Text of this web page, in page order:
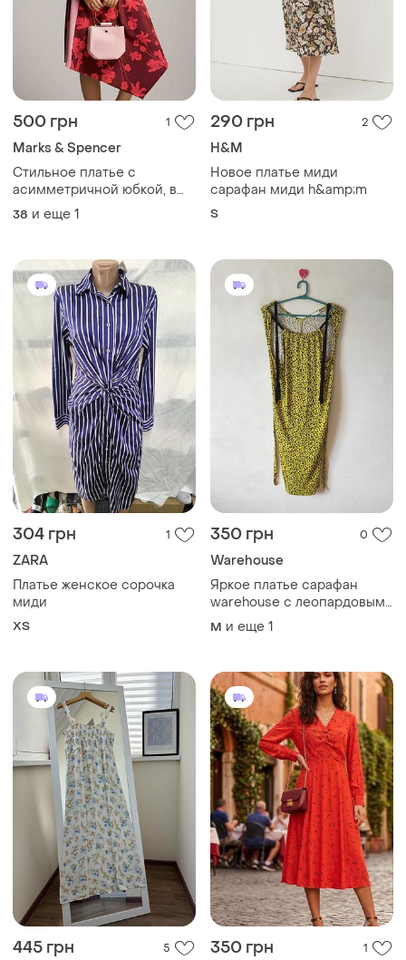
500 грн 1
Marks & Spencer
Стильное платье с
асимметричной юбкой, в
цветочный принт 12
размер, marks &amp;
38 и еще 1
290 грн 2
H&M
Новое платье миди
сарафан миди h&amp;m
S
304 грн 1
ZARA
Платье женское сорочка
миди
ХS
350 грн 0
Warehouse
Яркое платье сарафан
warehouse с леопардовым
принтом, размер 12/m-l
M и еще 1
445 грн 5 350 грн 1